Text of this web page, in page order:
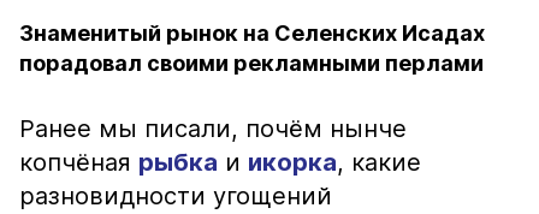
Знаменитый рынок на Селенских Исадах
порадовал своими рекламными перлами
Ранее мы писали, почём нынче
копчёная рыбка и икорка, какие
разновидности угощений